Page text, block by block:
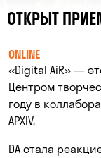
ОТКРЫТ
ONLINE
«Digital AiR» —
Центром
году в
APXIV.
DA стала